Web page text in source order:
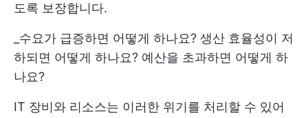
도록 보장합니다.
_수요가 급증하면 어떻게 하나요? 생산 효율성이 저
하되면 어떻게 하나요? 예산을 초과하면 어떻게 하
나요?
IT 장비와 리소스는 이러한 위기를 처리할 수 있어